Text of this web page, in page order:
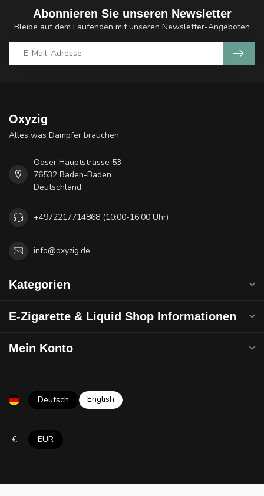
Abonnieren Sie unseren Newsletter
Bleibe auf dem Laufenden mit unseren Newsletter-Angeboten
Oxyzig
Alles was Dampfer brauchen
Ooser Hauptstrasse 53
76532 Baden-Baden
Deutschland
+4972217714868 (10:00-16:00 Uhr)
info@oxyzig.de
Kategorien
E-Zigarette & Liquid Shop Informationen
Mein Konto
Deutsch English
€ EUR